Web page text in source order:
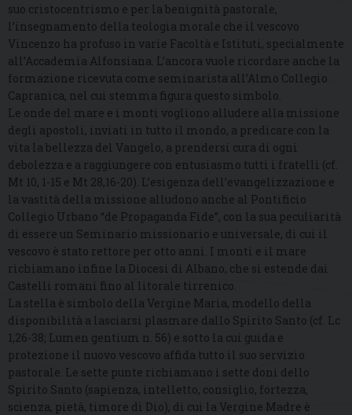
suo cristocentrismo e per la benignità pastorale,
l’insegnamento della teologia morale che il vescovo
Vincenzo ha profuso in varie Facoltà e Istituti, specialmente
all’Accademia Alfonsiana. L’ancora vuole ricordare anche la
formazione ricevuta come seminarista all’Almo Collegio
Capranica, nel cui stemma figura questo simbolo.
Le onde del mare e i monti vogliono alludere alla missione
degli apostoli, inviati in tutto il mondo, a predicare con la
vita la bellezza del Vangelo, a prendersi cura di ogni
debolezza e a raggiungere con entusiasmo tutti i fratelli (cf.
Mt 10, 1-15 e Mt 28,16-20). L’esigenza dell’evangelizzazione e
la vastità della missione alludono anche al Pontificio
Collegio Urbano “de Propaganda Fide”, con la sua peculiarità
di essere un Seminario missionario e universale, di cui il
vescovo è stato rettore per otto anni. I monti e il mare
richiamano infine la Diocesi di Albano, che si estende dai
Castelli romani fino al litorale tirrenico.
La stella è simbolo della Vergine Maria, modello della
disponibilità a lasciarsi plasmare dallo Spirito Santo (cf. Lc
1,26-38; Lumen gentium n. 56) e sotto la cui guida e
protezione il nuovo vescovo affida tutto il suo servizio
pastorale. Le sette punte richiamano i sette doni dello
Spirito Santo (sapienza, intelletto, consiglio, fortezza,
scienza, pietà, timore di Dio), di cui la Vergine Madre è